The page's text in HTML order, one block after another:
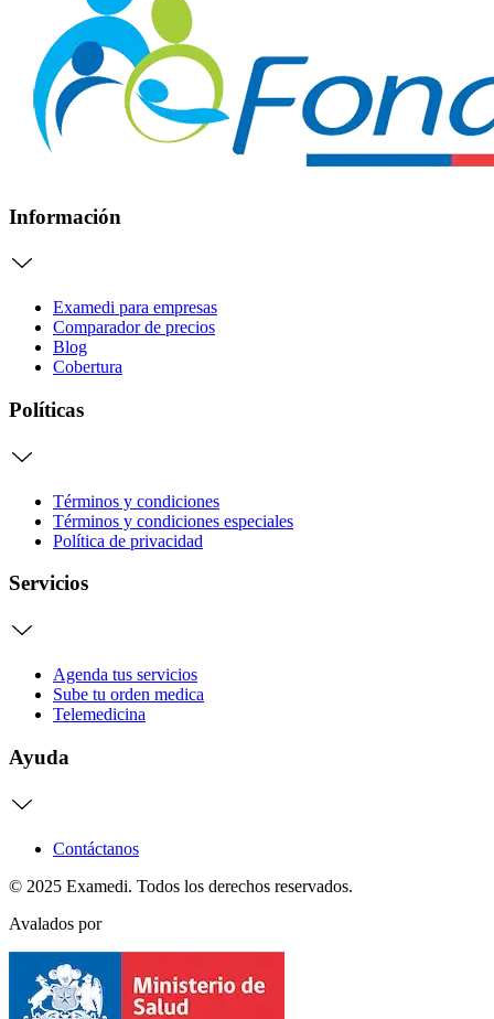
Información
Examedi para empresas
Comparador de precios
Blog
Cobertura
Políticas
Términos y condiciones
Términos y condiciones especiales
Política de privacidad
Servicios
Agenda tus servicios
Sube tu orden medica
Telemedicina
Ayuda
Contáctanos
© 2025 Examedi. Todos los derechos reservados.
Avalados por